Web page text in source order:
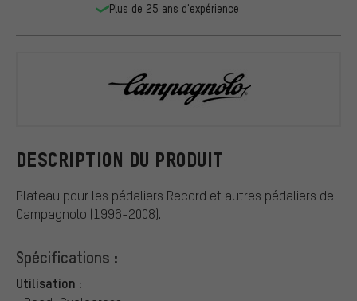
DESCRIPTION DU PRODUIT
Plateau pour les pédaliers Record et autres pédaliers de
Campagnolo (1996-2008).
Spécifications :
Utilisation :
Plus de 25 ans d'expérience